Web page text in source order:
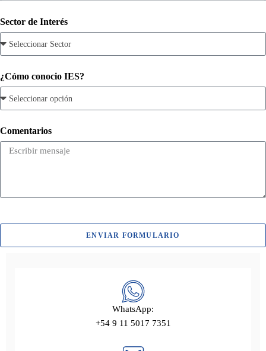
Sector de Interés
¿Cómo conocio IES?
Comentarios
ENVIAR FORMULARIO
WhatsApp:
+54 9 11 5017 7351